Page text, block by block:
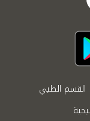
القسم الطبي